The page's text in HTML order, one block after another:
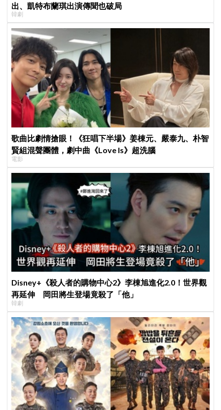
出、凱特布蘭琪出演傳聞也破局
韓劇
歌曲比劇情搶眼！《狂唱下半場》姜棟元、嚴泰九、朴智
賢組混聲團體，劇中曲《Love Is》超洗腦
電影
Disney+《殺人者的購物中心2》李棟旭進化2.0！世界觀
再延伸 岡田將生登場竟殺了「他」
韓劇